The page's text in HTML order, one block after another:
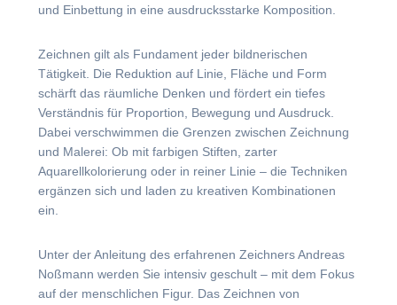
und Einbettung in eine ausdrucksstarke Komposition.
Zeichnen gilt als Fundament jeder bildnerischen
Tätigkeit. Die Reduktion auf Linie, Fläche und Form
schärft das räumliche Denken und fördert ein tiefes
Verständnis für Proportion, Bewegung und Ausdruck.
Dabei verschwimmen die Grenzen zwischen Zeichnung
und Malerei: Ob mit farbigen Stiften, zarter
Aquarellkolorierung oder in reiner Linie – die Techniken
ergänzen sich und laden zu kreativen Kombinationen
ein.
Unter der Anleitung des erfahrenen Zeichners Andreas
Noßmann werden Sie intensiv geschult – mit dem Fokus
auf der menschlichen Figur. Das Zeichnen von